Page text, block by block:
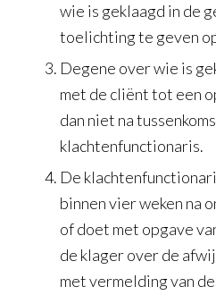
wie is geklaagd in de
toelichting te geven
Degene over wie is
met de cliënt tot een
dan niet na
klachtenfunctionaris.
De
binnen vier weken na
of doet met opgave
de klager over de
met vermelding van